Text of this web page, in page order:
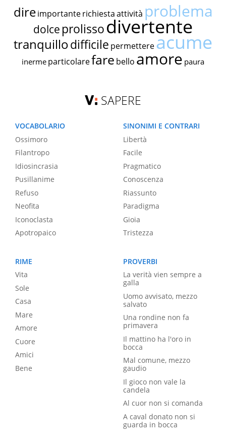
dire importante richiestaattività problema
dolce prolissodivertente
tranquillodifficile permettereacume
inerme particolarefare bello amore paura
SAPERE
VOCABOLARIO
Ossimoro
Filantropo
Idiosincrasia
Pusillanime
Refuso
Neofita
Iconoclasta
Apotropaico
SINONIMI E CONTRARI
Libertà
Facile
Pragmatico
Conoscenza
Riassunto
Paradigma
Gioia
Tristezza
RIME
Vita
Sole
Casa
Mare
Amore
Cuore
Amici
Bene
PROVERBI
La verità vien sempre a
galla
Uomo avvisato, mezzo
salvato
Una rondine non fa
primavera
Il mattino ha l'oro in
bocca
Mal comune, mezzo
gaudio
Il gioco non vale la
candela
Al cuor non si comanda
A caval donato non si
guarda in bocca